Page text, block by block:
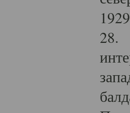
28.